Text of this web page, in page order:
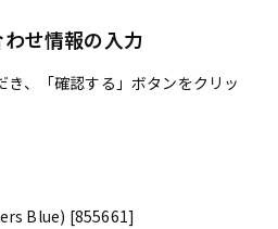
せ情報の入力
、「確認する」ボタンをクリッ
Blue) [855661]